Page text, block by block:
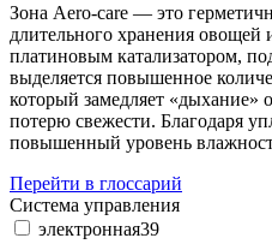
Зона Aero-care — это
длительного хранения
платиновым катализатором,
выделяется повышенное
который замедляет «дыхание»
потерю свежести. Благодаря
повышенный уровень
Перейти в глоссарий
Система управления
электронная39